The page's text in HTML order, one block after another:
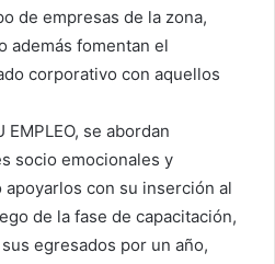
de empresas de la zona,
además fomentan el
corporativo con aquellos
se abordan
socio emocionales y
con su inserción al
de la fase de capacitación,
egresados por un año,